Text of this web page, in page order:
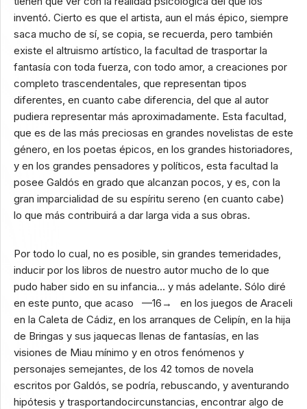
inventó. Cierto es que el artista, aun el más épico, siempre
saca mucho de sí, se copia, se recuerda, pero también
existe el altruismo artístico, la facultad de trasportar la
fantasía con toda fuerza, con todo amor, a creaciones por
completo trascendentales, que representan tipos
diferentes, en cuanto cabe diferencia, del que al autor
pudiera representar más aproximadamente. Esta facultad,
que es de las más preciosas en grandes novelistas de este
género, en los poetas épicos, en los grandes historiadores,
y en los grandes pensadores y políticos, esta facultad la
posee Galdós en grado que alcanzan pocos, y es, con la
gran imparcialidad de su espíritu sereno (en cuanto cabe)
lo que más contribuirá a dar larga vida a sus obras.
Por todo lo cual, no es posible, sin grandes temeridades,
inducir por los libros de nuestro autor mucho de lo que
pudo haber sido en su infancia… y más adelante. Sólo diré
en este punto, que acaso —16→ en los juegos de Araceli
en la Caleta de Cádiz, en los arranques de Celipín, en la hija
de Bringas y sus jaquecas llenas de fantasías, en las
visiones de Miau mínimo y en otros fenómenos y
personajes semejantes, de los 42 tomos de novela
escritos por Galdós, se podría, rebuscando, y aventurando
hipótesis y trasportandocircunstancias, encontrar algo de